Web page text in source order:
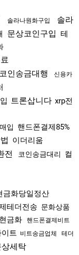
솔라나원화구입
솔라
문상코인구입 테
인송금대행
신용카
트론삽니다 xrp전
입 핸드폰결제85%
이더리움
전 코인송금대리
컬
금화당일정산
테더전송 문화상품
금화
핸드폰결제비트
트 비트송금업체
테더
상세탁